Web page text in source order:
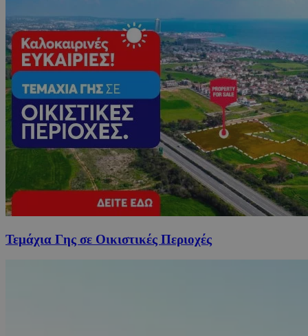
Τεμάχια Γης σε Οικιστικές Περιοχές